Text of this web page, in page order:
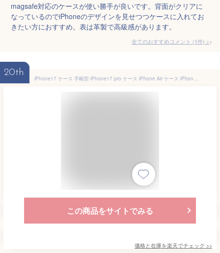
magsafe対応のケースが使い勝手が良いです。背面がクリアに
なっているのでiPhoneのデザインを見せつつケースに入れてお
きたい方におすすめ。表は革製で高級感があります。
全てのおすすめコメント (1件) >
20th
iPhone17 ケース 手帳型 iPhone17 pro ケース iPhone Air ケース iPhone16e ケース 手帳型 iPhone16 ケース iPhone15 ケース 手帳型 iPhone SE 第3世代 iPhone15pro 16pro 16promax iPhone17Pro ケース 手帳 iPhone17promax ケース iPhoneケース アイファンデ2 シズカウィル
この商品をサイトでみる
価格と在庫を楽天でチェック >>